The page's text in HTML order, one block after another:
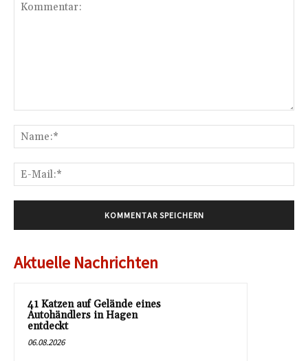
Aktuelle Nachrichten
41 Katzen auf Gelände eines
Autohändlers in Hagen
entdeckt
06.08.2026